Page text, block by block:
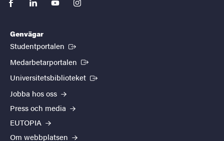
facebooklinkedinyoutubeinstagram
Genvägar
Studentportalen (Extern länk)
Medarbetarportalen (Extern länk)
Universitetsbiblioteket (Extern länk)
Jobba hos oss
Press och media
EUTOPIA
Om webbplatsen